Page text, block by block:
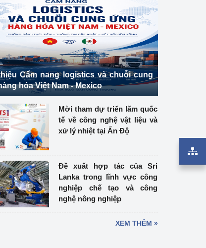
Cẩm nang logistics và chuỗi cung
hóa Việt Nam - Mexico
Mời tham dự triển lãm quốc
tế về công nghệ vật liệu và
xử lý nhiệt tại Ấn Độ
Đề xuất hợp tác của Sri
Lanka trong lĩnh vực công
nghiệp chế tạo và công
nghệ nông nghiệp
XEM THÊM »